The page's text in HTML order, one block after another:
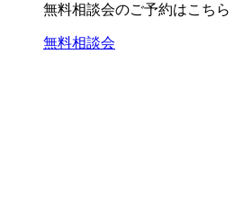
無料相談会のご予約はこちら
無料相談会